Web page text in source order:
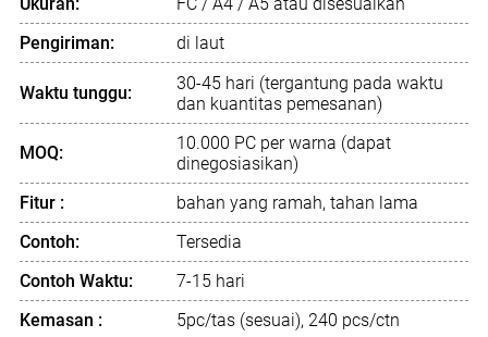
Pengiriman:
di laut
Waktu tunggu:
30-45 hari (tergantung pada waktu
dan kuantitas pemesanan)
MOQ:
10.000 PC per warna (dapat
dinegosiasikan)
Fitur :
bahan yang ramah, tahan lama
Contoh:
Tersedia
Contoh Waktu:
7-15 hari
Kemasan :
5pc/tas (sesuai), 240 pcs/ctn